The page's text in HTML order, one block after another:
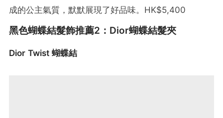
成的公主氣質，默默展現了好品味。HK$5,400
黑色蝴蝶結髮飾推薦2：Dior蝴蝶結髮夾
Dior Twist 蝴蝶結